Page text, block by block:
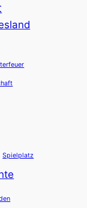
Spielplatz